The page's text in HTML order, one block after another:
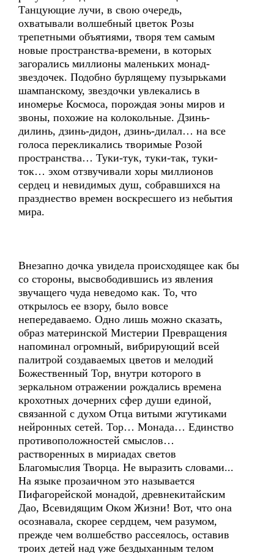
Танцующие лучи, в свою очередь,
охватывали волшебный цветок Розы
трепетными объятиями, творя тем самым
новые пространства-времени, в которых
загорались миллионы маленьких монад-
звездочек. Подобно бурлящему пузырьками
шампанскому, звездочки увлекались в
иномерье Космоса, порождая эоны миров и
звоны, похожие на колокольные. Дзинь-
дилинь, дзинь-дидон, дзинь-дилал… на все
голоса перекликались творимые Розой
пространства… Туки-тук, туки-так, туки-
ток… эхом отзвучивали хоры миллионов
сердец и невидимых душ, собравшихся на
празднество времен воскресшего из небытия
мира.
Внезапно дочка увидела происходящее как бы
со стороны, высвободившись из явления
звучащего чуда неведомо как. То, что
открылось ее взору, было вовсе
непередаваемо. Одно лишь можно сказать,
образ материнской Мистерии Превращения
напоминал огромный, вибрирующий всей
палитрой создаваемых цветов и мелодий
Божественный Тор, внутри которого в
зеркальном отражении рождались времена
крохотных дочерних сфер души единой,
связанной с духом Отца витыми жгутиками
нейронных сетей. Тор… Монада… Единство
противоположностей смыслов…
растворенных в мириадах светов
Благомыслия Творца. Не выразить словами...
На языке прозаичном это называется
Пифагорейской монадой, древнекитайским
Дао, Всевидящим Оком Жизни! Вот, что она
осознавала, скорее сердцем, чем разумом,
прежде чем волшебство рассеялось, оставив
троих детей над уже бездыханным телом